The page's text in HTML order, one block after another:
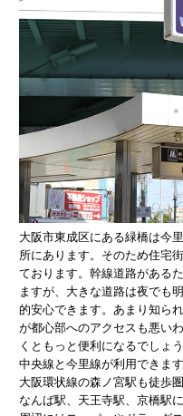
大阪市東成区にある緑橋は今
所にあります。そのため住宅
ております。幹線道路がある
ますが、大きな道路は夜でも
的安心できます。あまり知ら
が都心部へのアクセスも悪い
くともっと便利になるでしょ
中央線と今里線が利用できます
大阪環状線の森ノ宮駅も徒歩
なんば駅、天王寺駅、京橋駅